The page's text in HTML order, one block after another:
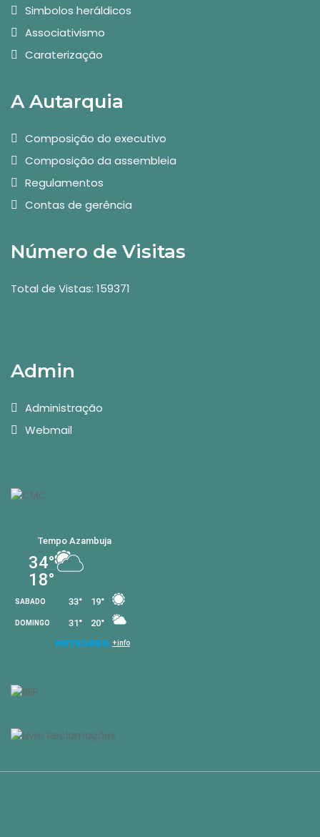
Simbolos heráldicos
Associativismo
Caraterização
A Autarquia
Composição do executivo
Composição da assembleia
Regulamentos
Contas de gerência
Número de Visitas
Total de Vistas: 159371
Admin
Administração
Webmail